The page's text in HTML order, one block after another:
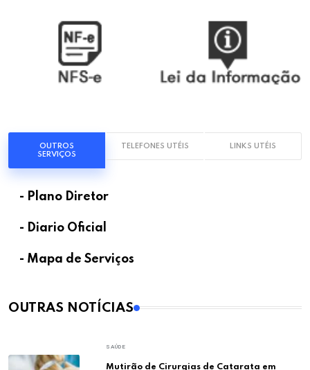
OUTROS
SERVIÇOS
TELEFONES UTÉIS LINKS UTÉIS
- Plano Diretor
- Diario Oficial
- Mapa de Serviços
OUTRAS NOTÍCIAS
SAÚDE
Mutirão de Cirurgias de Catarata em